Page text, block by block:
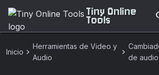
Tiny Online
Tools
Inicio chevron_right
Herramientas de Video y
Audio
chevron_right de audio